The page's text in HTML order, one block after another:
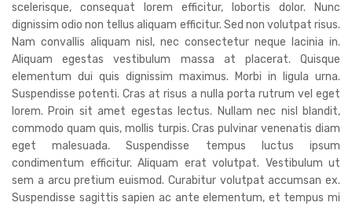
scelerisque, consequat lorem efficitur, lobortis dolor. Nunc
dignissim odio non tellus aliquam efficitur. Sed non volutpat risus.
Nam convallis aliquam nisl, nec consectetur neque lacinia in.
Aliquam egestas vestibulum massa at placerat. Quisque
elementum dui quis dignissim maximus. Morbi in ligula urna.
Suspendisse potenti. Cras at risus a nulla porta rutrum vel eget
lorem. Proin sit amet egestas lectus. Nullam nec nisl blandit,
commodo quam quis, mollis turpis. Cras pulvinar venenatis diam
eget malesuada. Suspendisse tempus luctus ipsum
condimentum efficitur. Aliquam erat volutpat. Vestibulum ut
sem a arcu pretium euismod. Curabitur volutpat accumsan ex.
Suspendisse sagittis sapien ac ante elementum, et tempus mi